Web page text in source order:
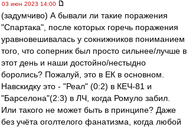
03 июн 2023 14:00
(задумчиво) А бывали ли такие поражения
"Спартака", после которых горечь поражения
уравновешивалась у сокнижников пониманием
того, что соперник был просто сильнее/лучше в
этот день и наши достойно/нестыдно
боролись? Пожалуй, это в ЕК в основном.
Навскидку это - "Реал" (0:2) в КЕЧ-81 и
"Барселона"(2:3) в ЛЧ, когда Ромуло забил.
Или такого не может быть в принципе? Даже
без учёта оголтелого фанатизма, когда любой